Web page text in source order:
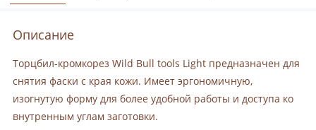
Описание
Торцбил-кромкорез Wild Bull tools Light предназначен для
снятия фаски с края кожи. Имеет эргономичную,
изогнутую форму для более удобной работы и доступа ко
внутренным углам заготовки.